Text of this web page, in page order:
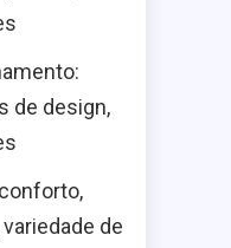
de design,
de